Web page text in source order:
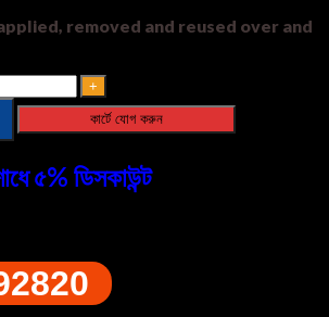
removed and reused over and
কার্টে যোগ করুন
৫% ডিসকাউন্ট